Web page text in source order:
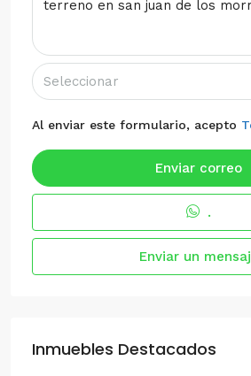
Seleccionar
Al enviar este formulario, acepto
Enviar correo
.
Enviar un
Inmuebles Destacados